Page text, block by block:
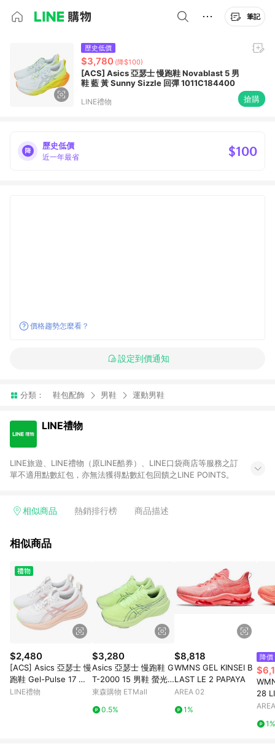
筆記
歷史低價
$3,780 (降$100)
[ACS] Asics 亞瑟士 慢跑鞋 Novablast 5 男
鞋 藍 黃 Sunny Sizzle 回彈 1011C184400
LINE禮物 搶購
歷史低價
近一年最省 $100
價格趨勢怎麼看？
設定到價通知
分類： 鞋包配飾 男鞋 運動男鞋
LINE禮物
LINE旅遊、LINE禮物（原LINE酷券）、LINE口袋商店等服務之訂
單不適用點數紅包，亦無法獲得點數紅包回饋之LINE POINTS。
相似商品 熱銷排行榜 商品描述
相似商品
$2,480
[ACS] Asics 亞瑟士 慢
跑鞋 Gel-Pulse 17 女
鞋 粉紅 緩震 厚底 耐磨
LINE禮物
$3,280
Asics 亞瑟士 慢跑鞋 G
T-2000 15 男鞋 螢光
綠 支撐 穩定 運動鞋 10
東森購物 ETMall
0.5%
$8,818
WMNS GEL KINSEI B
LAST LE 2 PAPAYA
AREA 02
1%
降價
28
1%